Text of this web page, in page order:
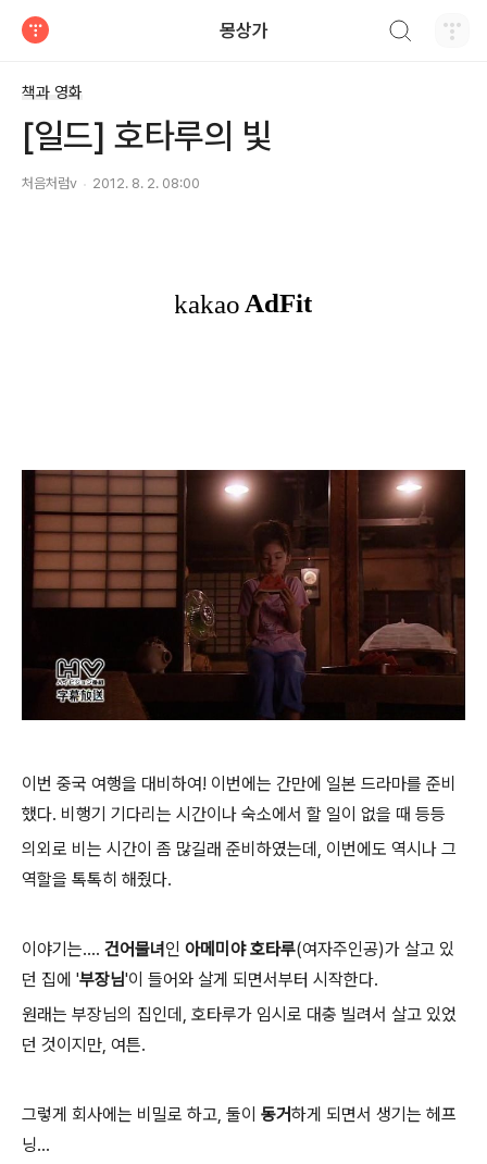
몽상가
책과 영화
[일드] 호타루의 빛
처음처럼v 2012. 8. 2. 08:00
이번 중국 여행을 대비하여! 이번에는 간만에 일본 드라마를 준비
했다. 비행기 기다리는 시간이나 숙소에서 할 일이 없을 때 등등
의외로 비는 시간이 좀 많길래 준비하였는데, 이번에도 역시나 그
역할을 톡톡히 해줬다.
이야기는.... 건어물녀 인 아메미야 호타루(여자주인공)가 살고 있
던 집에 '부장님'이 들어와 살게 되면서부터 시작한다.
원래는 부장님의 집인데, 호타루가 임시로 대충 빌려서 살고 있었
던 것이지만, 여튼.
그렇게 회사에는 비밀로 하고, 둘이 동거하게 되면서 생기는 헤프
닝...